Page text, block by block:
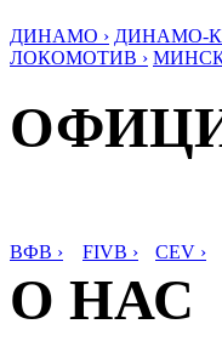
ДИНАМО › ДИНАМО-
ЛОКОМОТИВ › МИНСК
ВФВ › FIVB › CEV ›
О НАС